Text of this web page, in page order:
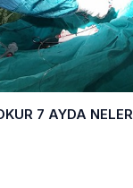
7 AYDA NELER